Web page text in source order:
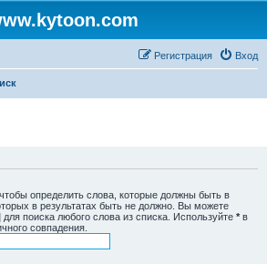
Вход
Регистрация
, чтобы определить слова, которые должны быть в
в результатах быть не должно. Вы можете
для поиска любого слова из списка. Используйте * в
совпадения.